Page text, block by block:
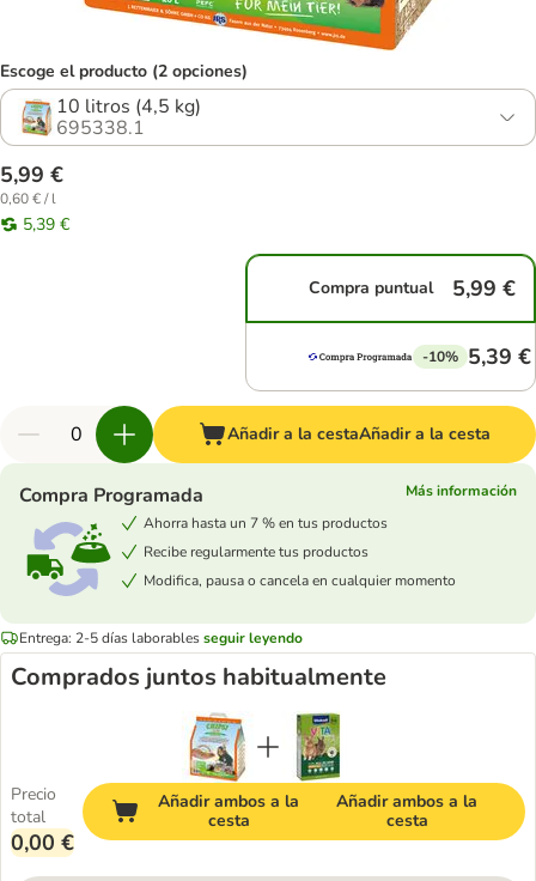
Escoge el producto (2 opciones)
10 litros (4,5 kg)
695338.1
5,99 €
0,60 € / l
5,39 €
Compra puntual 5,99 €
-10% 5,39 €
Añadir a la cestaAñadir a la cesta
Compra Programada
Más información
Ahorra hasta un 7 % en tus productos
Recibe regularmente tus productos
Modifica, pausa o cancela en cualquier momento
Entrega: 2-5 días laborablesseguir leyendo
Comprados juntos habitualmente
Precio
total
0,00 €
Añadir ambos a la
cesta
Añadir ambos a la
cesta